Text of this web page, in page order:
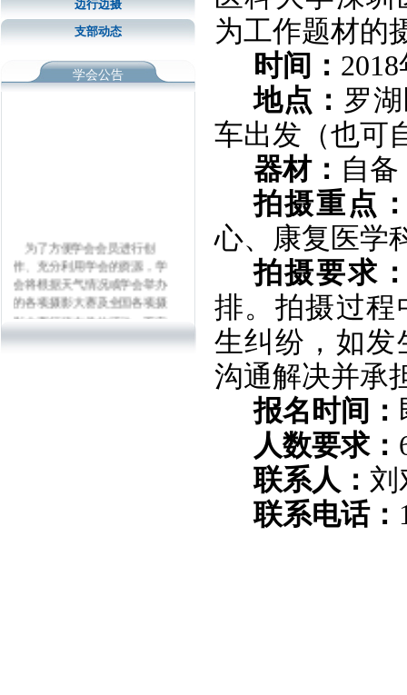
边行边摄
支部动态
学会公告
为了方便学会会员进行创
作、充分利用学会的资源，学
会将根据天气情况或学会举办
的各项摄影大赛及全国各项摄
影大赛征稿有关的活动，不定
为工作题材的
时间：
地点： 罗
车出发（也可
器材： 自备
拍摄重点
心、康复医学
拍摄要求
排。拍摄过程
生纠纷，如发
沟通解决并承
报名时间：
人数要求：
联系人： 刘
联系电话：